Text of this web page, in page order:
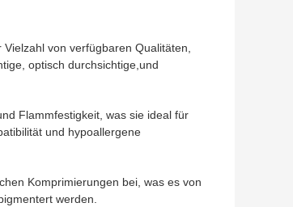
von verfügbaren Qualitäten,
optisch durchsichtige,und
Flammfestigkeit, was sie ideal für
und hypoallergene
Komprimierungen bei, was es von
werden.